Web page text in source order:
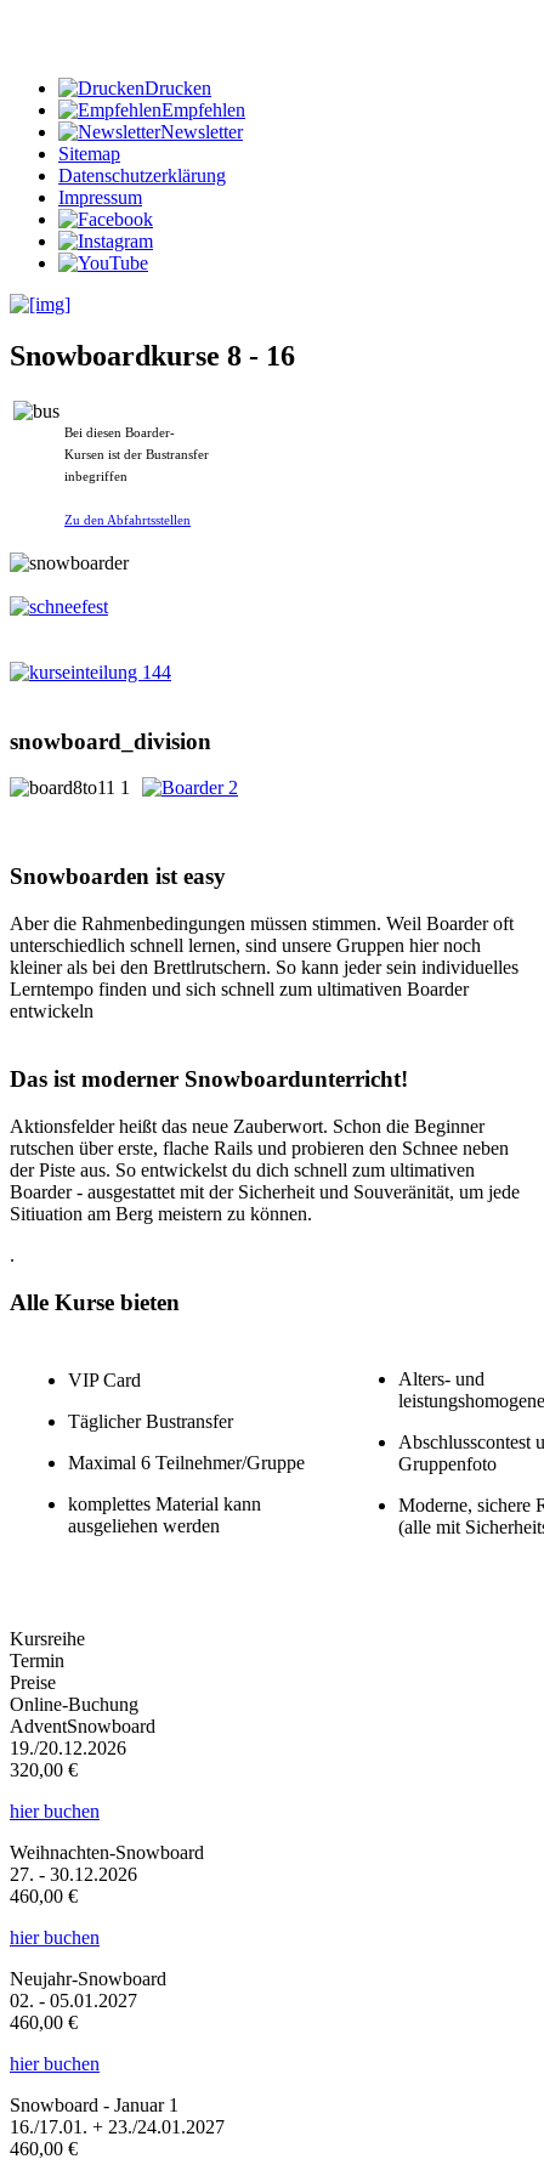
Drucken
Empfehlen
Newsletter
Sitemap
Datenschutzerklärung
Impressum
Snowboardkurse 8 - 16
Bei diesen Boarder-
Kursen ist der Bustransfer
inbegriffen
Zu den Abfahrtsstellen
snowboard_division
Snowboarden ist easy
Aber die Rahmenbedingungen müssen stimmen. Weil Boarder oft
unterschiedlich schnell lernen, sind unsere Gruppen hier noch
kleiner als bei den Brettlrutschern. So kann jeder sein individuelles
Lerntempo finden und sich schnell zum ultimativen Boarder
entwickeln
Das ist moderner Snowboardunterricht!
Aktionsfelder heißt das neue Zauberwort. Schon die Beginner
rutschen über erste, flache Rails und probieren den Schnee neben
der Piste aus. So entwickelst du dich schnell zum ultimativen
Boarder - ausgestattet mit der Sicherheit und Souveränität, um jede
Sitiuation am Berg meistern zu können.
.
Alle Kurse bieten
VIP Card
Täglicher Bustransfer
Maximal 6 Teilnehmer/Gruppe
komplettes Material kann
ausgeliehen werden
Alters- und
Abschlusscontest
Gruppenfoto
Moderne, sichere
(alle mit
Kursreihe
Termin
Preise
Online-Buchung
AdventSnowboard
19./20.12.2026
320,00 €
hier buchen
Weihnachten-Snowboard
27. - 30.12.2026
460,00 €
hier buchen
Neujahr-Snowboard
02. - 05.01.2027
460,00 €
hier buchen
Snowboard - Januar 1
16./17.01. + 23./24.01.2027
460,00 €